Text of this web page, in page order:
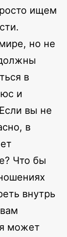
ищем
но не
в
и
вы не
в
Что бы
внутрь
может